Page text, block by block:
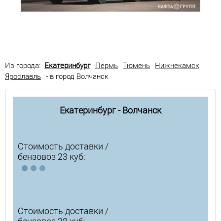
Из города: Екатеринбург Пермь Тюмень Нижнекамск
Ярославль - в город Волчанск
Екатеринбург - Волчанск
Стоимость доставки /
бензовоз 23 куб:
Стоимость доставки /